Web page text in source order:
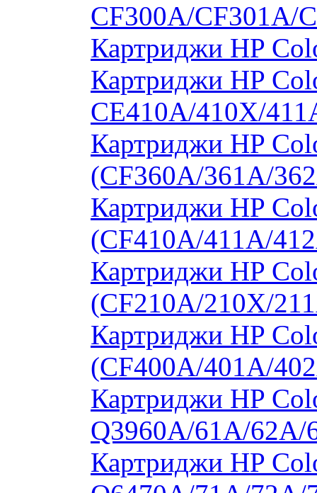
CF300A/CF301A/
Картриджи HP
Картриджи HP
CE410A/410X/
Картриджи HP
(CF360A/361A/
Картриджи HP
(CF410A/411A/
Картриджи HP
(CF210A/210X/
Картриджи HP
(CF400A/401A/
Картриджи HP
Q3960A/61A/
Картриджи HP